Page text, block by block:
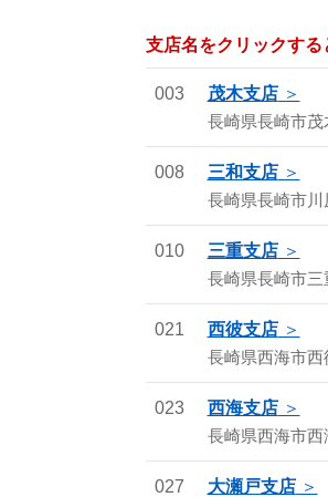
支店名をクリックする
003 茂木支店
長崎県長崎市茂
008 三和支店
長崎県長崎市川
010 三重支店
長崎県長崎市三
021 西彼支店
長崎県西海市西
023 西海支店
長崎県西海市西
027 大瀬戸支店